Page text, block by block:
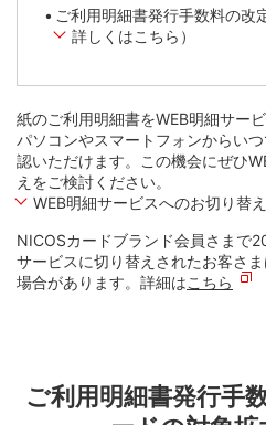
ご利用明細書発行手数料の改
詳しくはこちら ）
紙のご利用明細書をWEB明細サー
パソコンやスマートフォンからい
認いただけます。この機会にぜひ
えをご検討ください。
WEB明細サービスへのお切り替
NICOSカードブランド会員さまで
サービスに切り替えされたお客さ
場合があります。詳細はこちら
ご利用明細書発行手